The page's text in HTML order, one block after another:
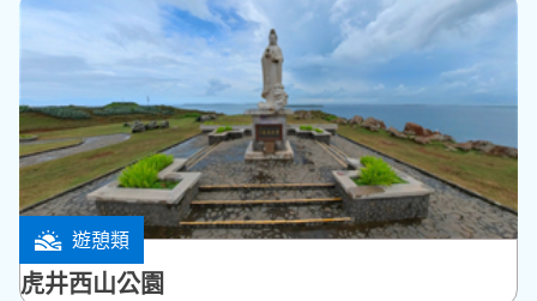
遊憩類
馬公市
虎井西山公園